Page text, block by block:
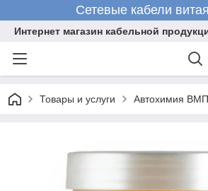
Сетевые кабели
Интернет магазин кабельной
Товары и услуги Автохимия